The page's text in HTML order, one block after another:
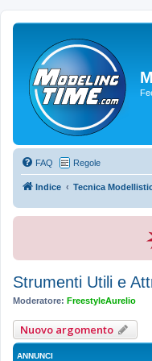
FAQ Regole
Indice Tecnica
Strumenti Utili e
Moderatore: FreestyleAurelio
Nuovo argomento
ANNUNCI